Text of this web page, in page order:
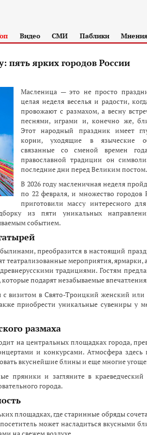
Видео СМИ Паблики
пять ярких городов России
Масленица — это не просто
целая неделя веселья и радости,
провожают с размахом, а весну
песнями, играми и, конечно же,
Этот народный праздник имеет
корни, уходящие в языческие
связанные со сменой времен
православной традиции он
последние дни перед Великим постом.
В 2026 году масленичная неделя
по 22 февраля, и множество городов
приготовили массу интересного
из пяти уникальных
событием.
преобразится в настоящий
театрализованные мероприятия, ярмарки,
традициями. Гостям
подарят незабываемые
с визитом в Свято-Троицкий женский или
приобрести уникальные сувениры у
размаха
на центральных площадках города,
и конкурсами. Атмосфера здесь
вкуснейшие блины и еще многие
пряники и загляните в краеведческий
города.
площадках, где старинные обряды
может насладиться вкусными